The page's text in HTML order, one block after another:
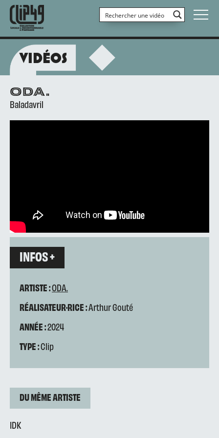
VIDÉOS
ODA.
Baladavril
INFOS +
ARTISTE :ODA.
RÉALISATEUR·RICE :Arthur Gouté
ANNÉE :2024
TYPE :Clip
DU MÊME ARTISTE
IDK